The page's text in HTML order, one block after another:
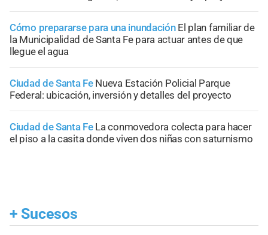
Cómo prepararse para una inundación El plan familiar de
la Municipalidad de Santa Fe para actuar antes de que
llegue el agua
Ciudad de Santa Fe Nueva Estación Policial Parque
Federal: ubicación, inversión y detalles del proyecto
Ciudad de Santa Fe La conmovedora colecta para hacer
el piso a la casita donde viven dos niñas con saturnismo
+ Sucesos